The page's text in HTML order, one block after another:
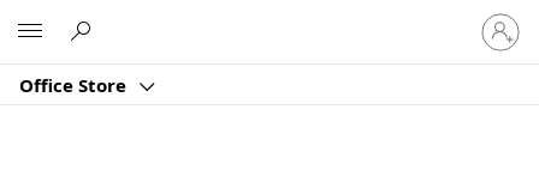
Office Store
Bei
Ihrem
Konto